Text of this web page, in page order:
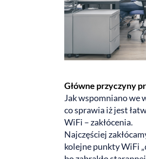
Główne przyczyny
Jak wspomniano we
co sprawia iż jest
WiFi – zakłócenia.
Najczęściej
kolejne punkty WiFi